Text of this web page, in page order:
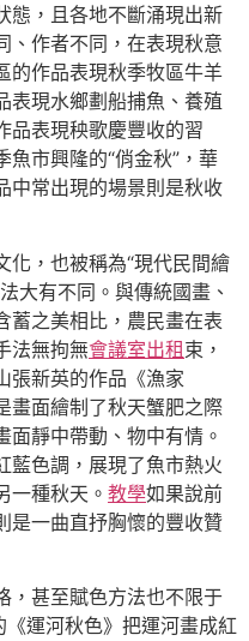
態，且各地不斷涌現出新
、作者不同，在表現秋意
的作品表現秋季牧區牛羊
表現水鄉劃船捕魚、養殖
品表現秧歌慶豐收的習
市興隆的“俏金秋”，華
中常出現的場景則是秋收
化，也被稱為“現代民間繪
大有不同。與傳統國畫、
蓄之美相比，農民畫在表
法無拘無會議室出租束，
張新英的作品《漁家
畫面繪制了秋天蟹肥之際
靜中帶動、物中有情。
藍色調，展現了魚市熱火
一種秋天。 教學如果說前
是一曲直抒胸懷的豐收贊
，甚至賦色方法也不限于
《運河秋色》把運河畫成紅